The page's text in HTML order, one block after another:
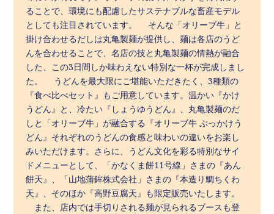
ることで、環境にも配慮したサステナブルな畜産モデル
としても注目されています。 そんな「オリーブ牛」と
掛け合わせるだしは丸亀製麺が提供し、麺は各店のうど
んを合わせることで、名店の技と丸亀製麺の情熱が融合
した、この3日間しか味わえない特別な一杯が完成しまし
た。 うどんを最大限にご堪能いただきたく、3種類の
『食べ比べセット』もご用意しています。温かい『かけ
うどん』と、冷たい『しょうゆうどん』、丸亀製麺のだ
しと「オリーブ牛」が融合する『オリーブ牛 ぶっかけう
どん』それぞれのうどんの食感と味わいの違いをお楽し
みいただけます。さらに、うどん文化を彩る特別なサイ
ドメニューとして、「かなくま餅11号線」さまの『あん
餅天』、「山地蒲鉾株式会社」さまの『本造り鯛ちくわ
天』、そのほか『高野豆腐天』も限定販売いたします。
また、店内では手切りされる麺が見られるブースも登